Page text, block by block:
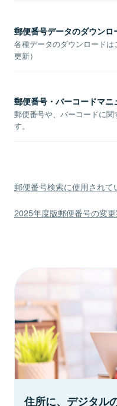
郵便番号データのダウンロ
各種データのダウンロード
更新）
郵便番号・バーコードマニ
郵便番号や、バーコードに
す。
郵便番号検索に使用されて
2025年度版郵便番号の変
住所に、デジタル